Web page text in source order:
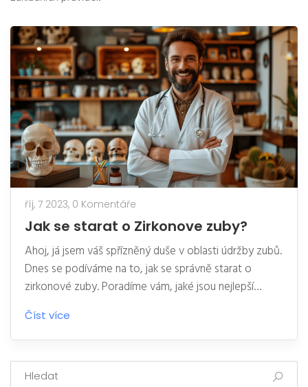
říj, 7 2023, 0 Komentáře
Jak se starat o Zirkonove zuby?
Ahoj, já jsem váš spřízněný duše v oblasti údržby zubů.
Dnes se podíváme na to, jak se správně starat o
zirkonové zuby. Poradíme vám, jaké jsou nejlepší
postupy při čištění a jak můžete prodloužit jejich
životnost. Zirkonové zuby jsou skvělá volba pro ty,
kteří hledají estetické a dlouhodobé řešení svých
zubních problémů. Připojte se ke mně ve světě zubní
hygieny a zjistěte více!
Číst více